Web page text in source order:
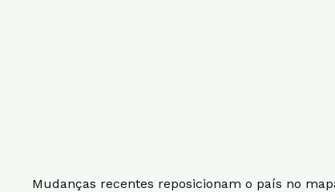
Mudanças recentes reposicionam o país no